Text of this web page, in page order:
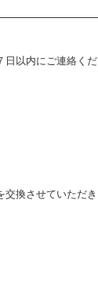
日以内にご連絡くだ
換させていただき